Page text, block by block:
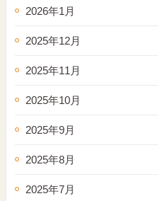
2026年1月
2025年12月
2025年11月
2025年10月
2025年9月
2025年8月
2025年7月